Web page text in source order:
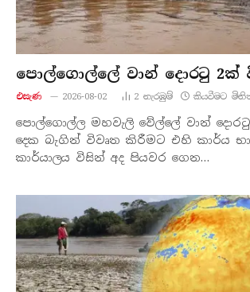
පොල්ගොල්ලේ වාන් දොරටු 2ක්
එසැණ 2026-08-02 2 නැරඹු​ම් කියවීමට
පොල්ගොල්ල මහවැලි වේල්ලේ වාන්
දෙක බැගින් විවෘත කිරීමට එහි කාර්ය
කාර්යාලය විසින් අද පියවර ගෙන…